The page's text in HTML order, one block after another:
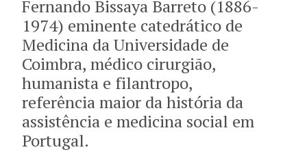
A Casa Museu
Fernando Bissaya Barreto (1886-
1974) eminente catedrático de
Medicina da Universidade de
Coimbra, médico cirurgião,
humanista e filantropo,
referência maior da história da
assistência e medicina social em
Portugal.